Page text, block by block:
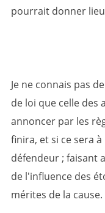
pourrait donner
Je ne connais pas
de loi que celle
annoncer par les
finira, et si ce sera
défendeur ; faisant
de l'influence des
mérites de la cause.